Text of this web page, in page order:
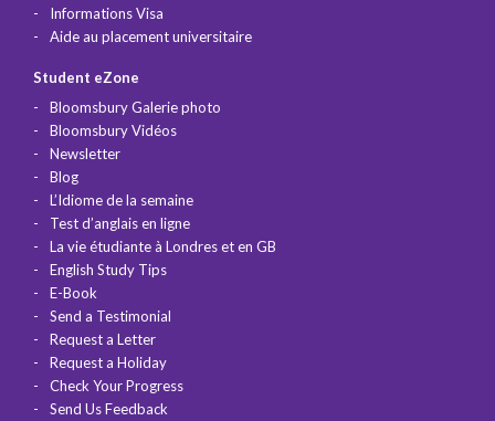
Informations Visa
Aide au placement universitaire
Student eZone
Bloomsbury Galerie photo
Bloomsbury Vidéos
Newsletter
Blog
L’Idiome de la semaine
Test d’anglais en ligne
La vie étudiante à Londres et en GB
English Study Tips
E-Book
Send a Testimonial
Request a Letter
Request a Holiday
Check Your Progress
Send Us Feedback